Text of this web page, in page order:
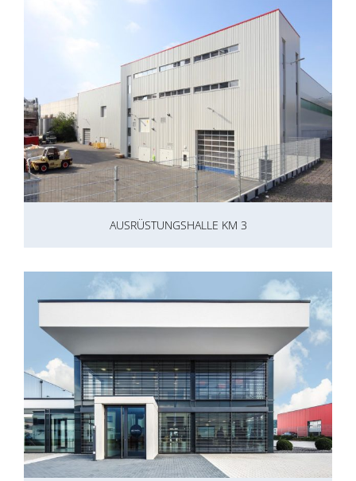
AUSRÜSTUNGSHALLE KM 3